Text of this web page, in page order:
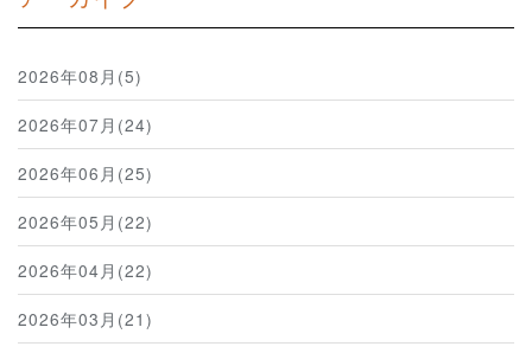
2026年08月(5)
2026年07月(24)
2026年06月(25)
2026年05月(22)
2026年04月(22)
2026年03月(21)